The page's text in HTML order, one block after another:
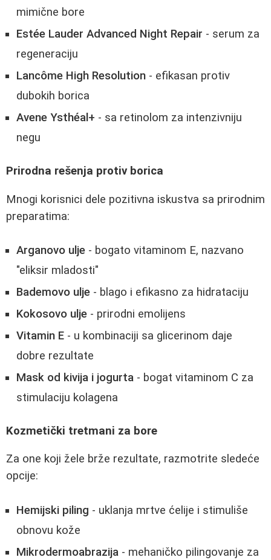
mimične bore
Estée Lauder Advanced Night Repair - serum za
regeneraciju
Lancôme High Resolution - efikasan protiv
dubokih borica
Avene Ysthéal+ - sa retinolom za intenzivniju
negu
Prirodna rešenja protiv borica
Mnogi korisnici dele pozitivna iskustva sa prirodnim
preparatima:
Arganovo ulje - bogato vitaminom E, nazvano
"eliksir mladosti"
Bademovo ulje - blago i efikasno za hidrataciju
Kokosovo ulje - prirodni emolijens
Vitamin E - u kombinaciji sa glicerinom daje
dobre rezultate
Mask od kivija i jogurta - bogat vitaminom C za
stimulaciju kolagena
Kozmetički tretmani za bore
Za one koji žele brže rezultate, razmotrite sledeće
opcije:
Hemijski piling - uklanja mrtve ćelije i stimuliše
obnovu kože
Mikrodermoabrazija - mehaničko pilingovanje za